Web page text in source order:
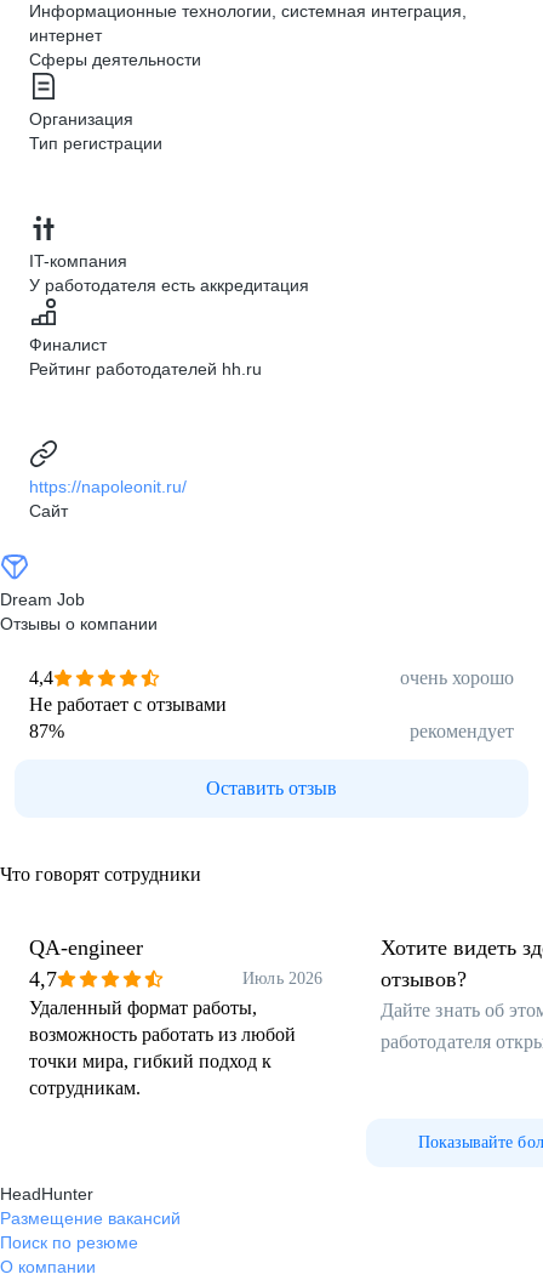
Информационные технологии, системная интеграция,
интернет
Сферы деятельности
Организация
Тип регистрации
IT-компания
У работодателя есть аккредитация
Финалист
Рейтинг работодателей hh.ru
https://napoleonit.ru/
Сайт
Dream Job
Отзывы о компании
4,4
очень хорошо
Не работает с отзывами
87% рекомендует
Оставить отзыв
Что говорят сотрудники
QA-engineer
4,7
Июль 2026
Удаленный формат работы,
возможность работать из любой
точки мира, гибкий подход к
сотрудникам.
Хотите видеть
отзывов?
Дайте знать об
работодателя
Показывайте
HeadHunter
Размещение вакансий
Поиск по резюме
О компании